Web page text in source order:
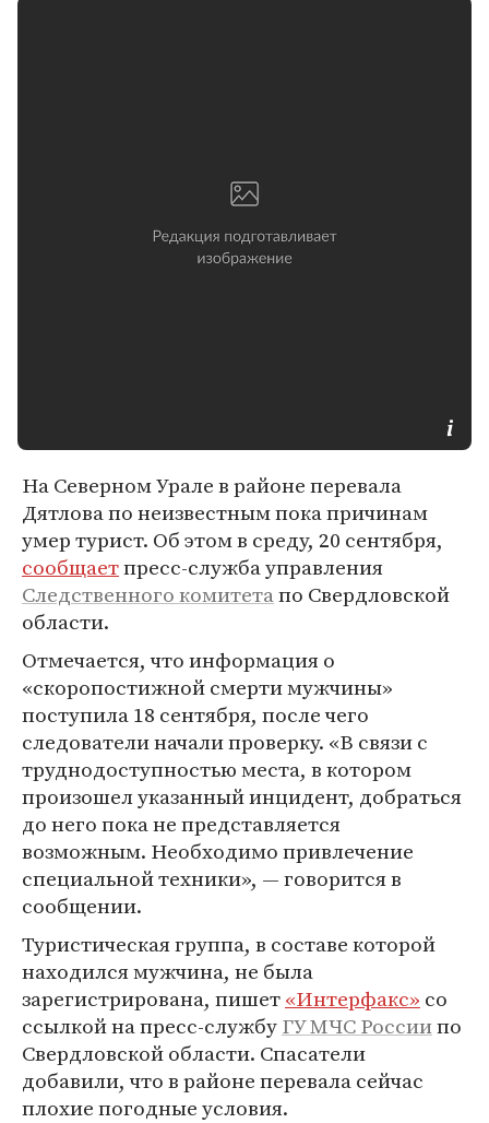
На Северном Урале в районе перевала
Дятлова по неизвестным пока причинам
умер турист. Об этом в среду, 20 сентября,
сообщаетпресс-служба управления
Следственного комитетапо Свердловской
области.
Отмечается, что информация о
«скоропостижной смерти мужчины»
поступила 18 сентября, после чего
следователи начали проверку. «В связи с
труднодоступностью места, в котором
произошел указанный инцидент, добраться
до него пока не представляется
возможным. Необходимо привлечение
специальной техники», — говорится в
сообщении.
Туристическая группа, в составе которой
находился мужчина, не была
зарегистрирована, пишет«Интерфакс» со
ссылкой на пресс-службуГУ МЧС Россиипо
Свердловской области. Спасатели
добавили, что в районе перевала сейчас
плохие погодные условия.